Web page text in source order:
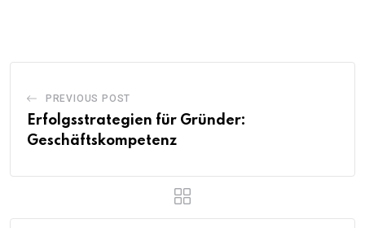
PREVIOUS POST
Erfolgsstrategien für Gründer:
Geschäftskompetenz